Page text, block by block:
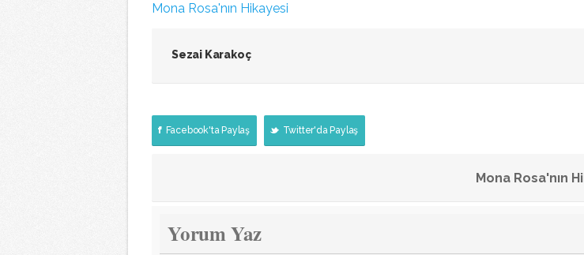
Mona Rosa'nın Hikayesi
Sezai Karakoç
Facebook'ta Paylaş Twitter'da Paylaş
Mona Rosa'nın
Yorum Yaz